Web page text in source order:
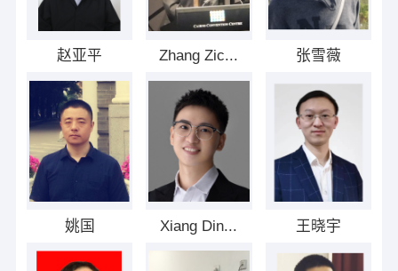
赵亚平 Zhang Zic... 张雪薇
姚国 Xiang Din... 王晓宇